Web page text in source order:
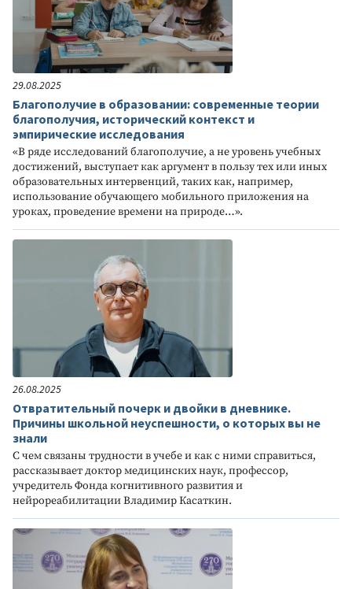
29.08.2025
Благополучие в образовании: современные теории
благополучия, исторический контекст и
эмпирические исследования
«В ряде исследований благополучие, а не уровень учебных
достижений, выступает как аргумент в пользу тех или иных
образовательных интервенций, таких как, например,
использование обучающего мобильного приложения на
уроках, проведение времени на природе…».
26.08.2025
Отвратительный почерк и двойки в дневнике.
Причины школьной неуспешности, о которых вы не
знали
С чем связаны трудности в учебе и как с ними справиться,
рассказывает доктор медицинских наук, профессор,
учредитель Фонда когнитивного развития и
нейрореабилитации Владимир Касаткин.